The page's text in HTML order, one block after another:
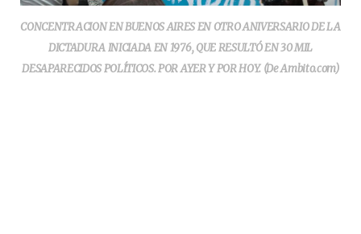
CONCENTRACION EN BUENOS AIRES EN OTRO ANIVERSARIO DE LA
DICTADURA INICIADA EN 1976, QUE RESULTÓ EN 30 MIL
DESAPARECIDOS POLÍTICOS. POR AYER Y POR HOY. (De Ambito.com)